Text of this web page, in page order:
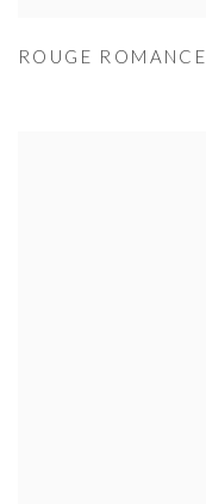
ROUGE ROMANCE